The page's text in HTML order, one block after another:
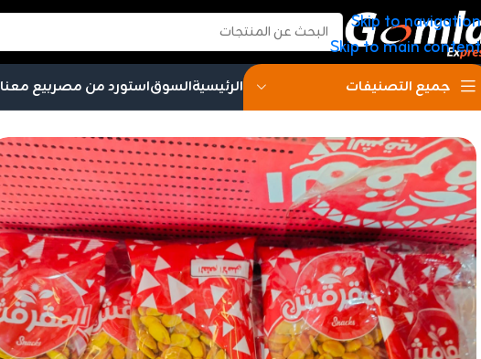
Skip to navigation
Skip to main content
جميع التصنيفات الرئيسيةالسوقاستورد من مصربيع معنا